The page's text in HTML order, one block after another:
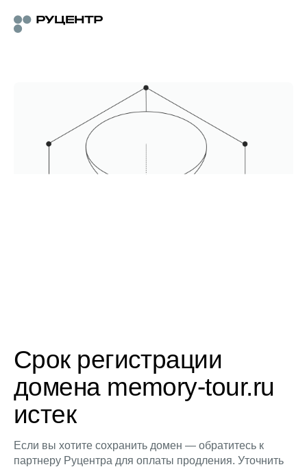
Срок регистрации
домена memory-tour.ru
истек
Если вы хотите сохранить домен — обратитесь к
партнеру Руцентра для оплаты продления. Уточнить